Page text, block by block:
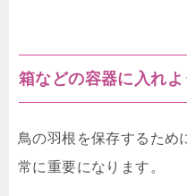
箱などの容器に入れよ
鳥の羽根を保存するため
常に重要になります。